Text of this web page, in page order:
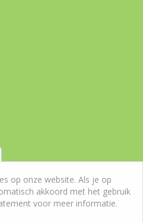
op onze website. Als je op
akkoord met het gebruik
voor meer informatie.